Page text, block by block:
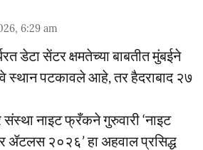
6:29 am
डेटा सेंटर क्षमतेच्या बाबतीत मुंबईने
स्थान पटकावले आहे, तर हैदराबाद २७
नाइट फ्रँकने गुरुवारी ‘नाइट
ॲटलस २०२६’ हा अहवाल प्रसिद्ध